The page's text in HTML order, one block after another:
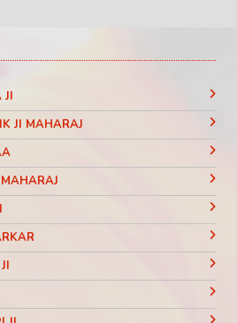
में, व्रत से भवसागर निकला॥
पक्ष में, आप हरनहारी।
में आवै, सुखदायक भारी॥
जय एकादशी...॥
की, दुखनाशक मैया।
करूं विनती पार करो नैया॥
जय एकादशी...॥
में होती, जन मंगल करनी।
पद्मिनी दुख दारिद्र हरनी॥
JI
JI MAHARAJ